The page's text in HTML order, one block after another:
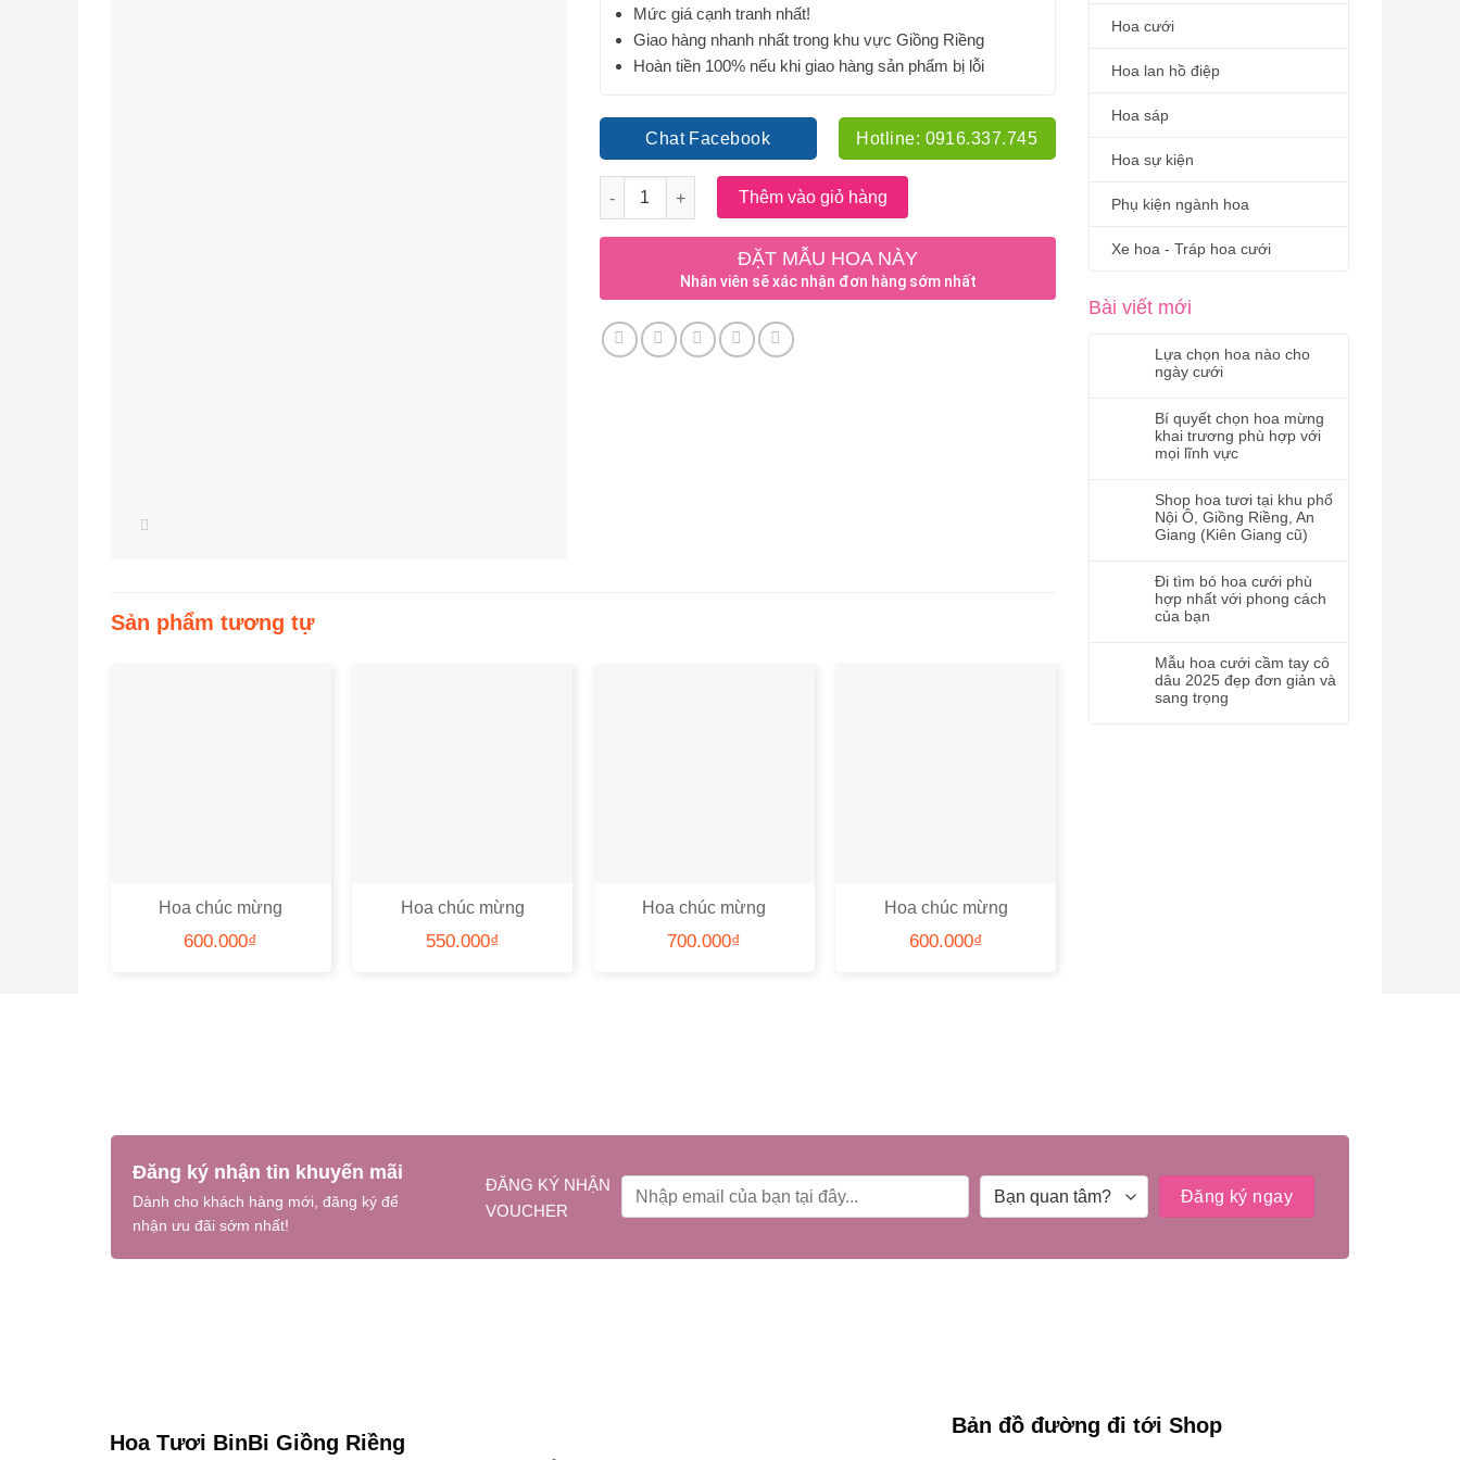
Hoa cưới
Hoa lan hồ điệp
Hoa sáp
Hoa sự kiện
Phụ kiện ngành hoa
Xe hoa - Tráp hoa cưới
Bài viết mới
Lựa chọn hoa nào cho
ngày cưới
Bí quyết chọn hoa mừng
khai trương phù hợp với
mọi lĩnh vực
Shop hoa tươi tại khu phố
Nội Ô, Giồng Riềng, An
Giang (Kiên Giang cũ)
Đi tìm bó hoa cưới phù
hợp nhất với phong cách
của bạn
Mẫu hoa cưới cầm tay cô
dâu 2025 đẹp đơn giản và
sang trọng
Mức giá cạnh tranh nhất!
Giao hàng nhanh nhất trong khu vực Giồng Riềng
Hoàn tiền 100% nếu khi giao hàng sản phẩm bị lỗi
Chat Facebook Hotline: 0916.337.745
Số lượng Thêm vào giỏ hàng
ĐẶT MẪU HOA NÀY
Nhân viên sẽ xác nhận đơn hàng sớm nhất
Sản phẩm tương tự
Hoa chúc mừng
600.000₫
Hoa chúc mừng
550.000₫
Hoa chúc mừng
700.000₫
Hoa chúc mừng
600.000₫
Đăng ký nhận tin khuyến mãi
Dành cho khách hàng mới, đăng ký để
nhận ưu đãi sớm nhất!
ĐĂNG KÝ NHẬN
VOUCHER
Hoa Tươi BinBi Giồng Riềng
Bản đồ đường đi tới Shop